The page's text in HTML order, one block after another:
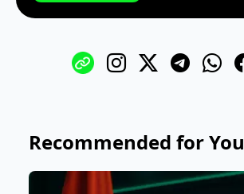
Recommended for You